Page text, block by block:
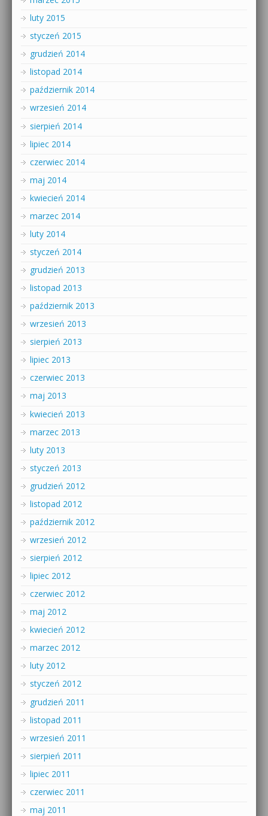
luty 2015
styczeń 2015
grudzień 2014
listopad 2014
październik 2014
wrzesień 2014
sierpień 2014
lipiec 2014
czerwiec 2014
maj 2014
kwiecień 2014
marzec 2014
luty 2014
styczeń 2014
grudzień 2013
listopad 2013
październik 2013
wrzesień 2013
sierpień 2013
lipiec 2013
czerwiec 2013
maj 2013
kwiecień 2013
marzec 2013
luty 2013
styczeń 2013
grudzień 2012
listopad 2012
październik 2012
wrzesień 2012
sierpień 2012
lipiec 2012
czerwiec 2012
maj 2012
kwiecień 2012
marzec 2012
luty 2012
styczeń 2012
grudzień 2011
listopad 2011
wrzesień 2011
sierpień 2011
lipiec 2011
czerwiec 2011
maj 2011